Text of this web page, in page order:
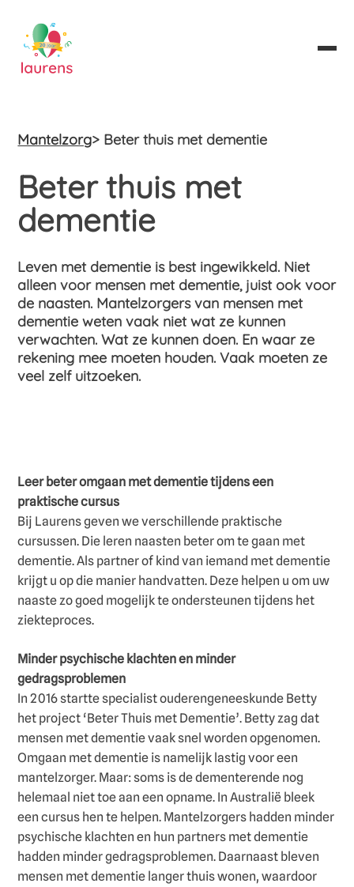
Mantelzorg> Beter thuis met dementie
Beter thuis met
dementie
Leven met dementie is best ingewikkeld. Niet
alleen voor mensen met dementie, juist ook voor
de naasten. Mantelzorgers van mensen met
dementie weten vaak niet wat ze kunnen
verwachten. Wat ze kunnen doen. En waar ze
rekening mee moeten houden. Vaak moeten ze
veel zelf uitzoeken.
Leer beter omgaan met dementie tijdens een
praktische cursus
Bij Laurens geven we verschillende praktische
cursussen. Die leren naasten beter om te gaan met
dementie. Als partner of kind van iemand met dementie
krijgt u op die manier handvatten. Deze helpen u om uw
naaste zo goed mogelijk te ondersteunen tijdens het
ziekteproces.
Minder psychische klachten en minder
gedragsproblemen
In 2016 startte specialist ouderengeneeskunde Betty
het project ‘Beter Thuis met Dementie’. Betty zag dat
mensen met dementie vaak snel worden opgenomen.
Omgaan met dementie is namelijk lastig voor een
mantelzorger. Maar: soms is de dementerende nog
helemaal niet toe aan een opname. In Australië bleek
een cursus hen te helpen. Mantelzorgers hadden minder
psychische klachten en hun partners met dementie
hadden minder gedragsproblemen. Daarnaast bleven
mensen met dementie langer thuis wonen, waardoor